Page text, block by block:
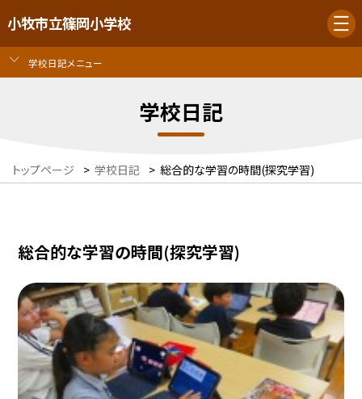
小牧市立篠岡小学校
学校日記メニュー
学校日記
トップページ > 学校日記 > 総合的な学習の時間(探究学習)
総合的な学習の時間(探究学習)